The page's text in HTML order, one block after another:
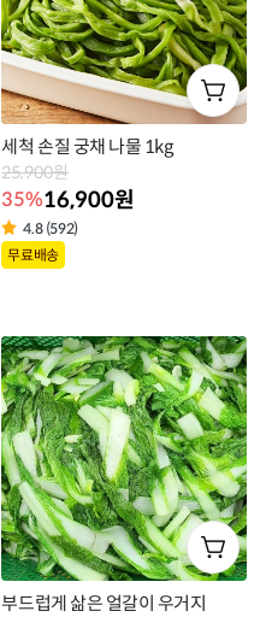
세척 손질 궁채 나물 1kg
25,900원
35%16,900원
4.8 (592)
상
라
벨
무료배송
부드럽게 삶은 얼갈이 우거지